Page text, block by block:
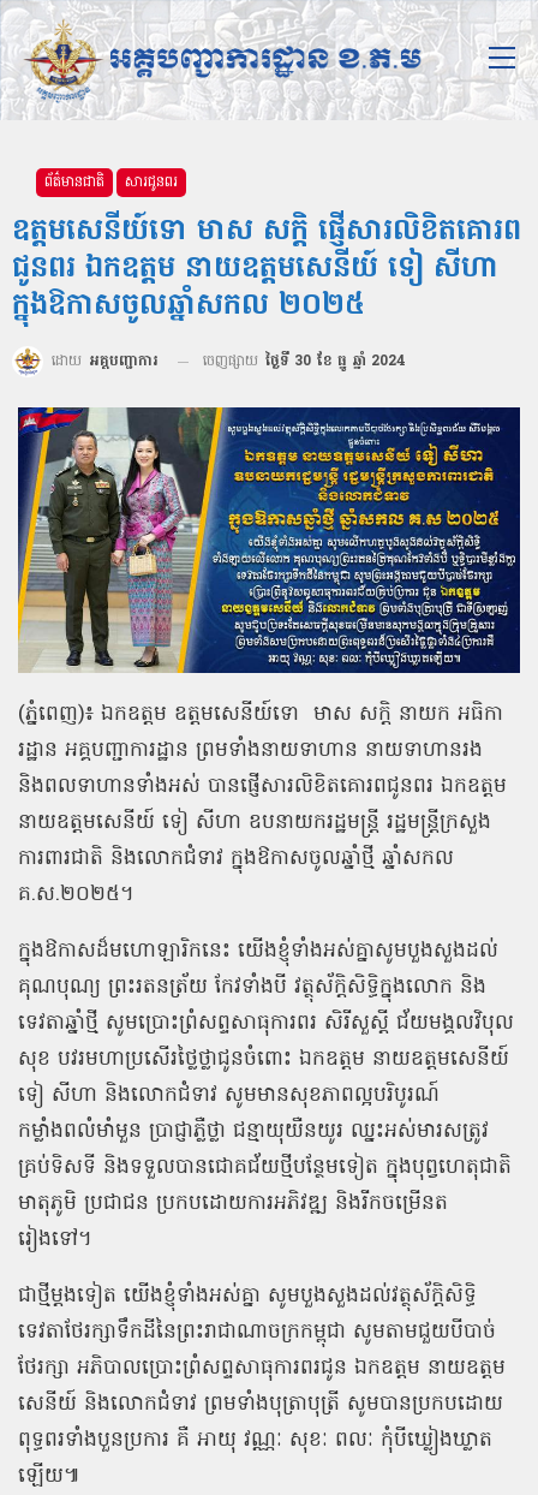
ព័ត៌មានជាតិ សារជូនពរ
ឧត្តមសេនីយ៍ទោ មាស សក្តិ ផ្ញើសារលិខិតគោរព
ជូនពរ ឯកឧត្ដម នាយឧត្ដមសេនីយ៍ ទៀ សីហា
ក្នុងឱកាសចូលឆ្នាំសកល ២០២៥
ដោយ អគ្គបញ្ជាការ ចេញផ្សាយ ថ្ងៃទី 30 ខែ ធ្នូ ឆ្នាំ 2024
(ភ្នំពេញ)៖ ឯកឧត្ដម ឧត្តមសេនីយ៍ទោ មាស សក្តិ នាយក អធិកា
រដ្ឋាន អគ្គបញ្ជាការដ្ឋាន ព្រមទាំងនាយទាហាន នាយទាហានរង
និងពលទាហានទាំងអស់ បានផ្ញើសារលិខិតគោរពជូនពរ ឯកឧត្ដម
នាយឧត្ដមសេនីយ៍ ទៀ សីហា ឧបនាយករដ្ឋមន្ត្រី រដ្ឋមន្ត្រីក្រសួង
ការពារជាតិ និងលោកជំទាវ ក្នុងឱកាសចូលឆ្នាំថ្មី ឆ្នាំសកល
គ.ស.២០២៥។
ក្នុងឱកាសដ៏មហោឡារិកនេះ យើងខ្ញុំទាំងអស់គ្នាសូមបួងសួងដល់
គុណបុណ្យ ព្រះរតនត្រ័យ កែវទាំងបី វត្ថុស័ក្ដិសិទ្ធិក្នុងលោក និង
ទេវតាឆ្នាំថ្មី សូមប្រោះព្រំសព្ទសាធុការពរ សិរីសួស្ដី ជ័យមង្គលវិបុល
សុខ បវរមហាប្រសើរថ្លៃថ្លាជូនចំពោះ ឯកឧត្ដម នាយឧត្ដមសេនីយ៍
ទៀ សីហា និងលោកជំទាវ សូមមានសុខភាពល្អបរិបូរណ៍
កម្លាំងពលំមាំមួន ប្រាជ្ញាភ្លឺថ្លា ជន្មាយុយឺនយូរ ឈ្នះអស់មារសត្រូវ
គ្រប់ទិសទី និងទទួលបានជោគជ័យថ្មីបន្ថែមទៀត ក្នុងបុព្វហេតុជាតិ
មាតុភូមិ ប្រជាជន ប្រកបដោយការអភិវឌ្ឍ និងរីកចម្រើនត
រៀងទៅ។
ជាថ្មីម្ដងទៀត យើងខ្ញុំទាំងអស់គ្នា សូមបួងសួងដល់វត្ថុស័ក្តិសិទ្ធិ
ទេវតាថែរក្សាទឹកដីនៃព្រះរាជាណាចក្រកម្ពុជា សូមតាមជួយបីបាច់
ថែរក្សា អភិបាលប្រោះព្រំសព្ទសាធុការពរជូន ឯកឧត្ដម នាយឧត្ដម
សេនីយ៍ និងលោកជំទាវ ព្រមទាំងបុត្រាបុត្រី សូមបានប្រកបដោយ
ពុទ្ធពរទាំងបួនប្រការ គឺ អាយុ វណ្ណៈ សុខៈ ពលៈ កុំបីឃ្លៀងឃ្លាត
ឡើយ៕